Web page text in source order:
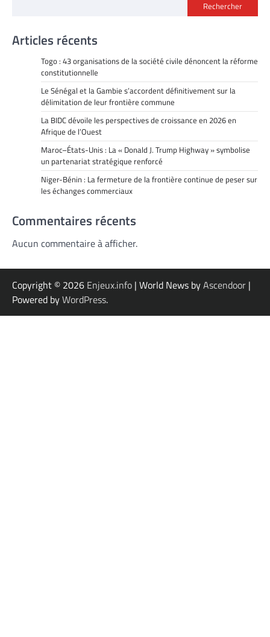
Rechercher
Articles récents
Togo : 43 organisations de la société civile dénoncent la réforme
constitutionnelle
Le Sénégal et la Gambie s’accordent définitivement sur la
délimitation de leur frontière commune
La BIDC dévoile les perspectives de croissance en 2026 en
Afrique de l’Ouest
Maroc–États-Unis : La « Donald J. Trump Highway » symbolise
un partenariat stratégique renforcé
Niger-Bénin : La fermeture de la frontière continue de peser sur
les échanges commerciaux
Commentaires récents
Aucun commentaire à afficher.
Copyright © 2026 Enjeux.info | World News byAscendoor |
Powered byWordPress.